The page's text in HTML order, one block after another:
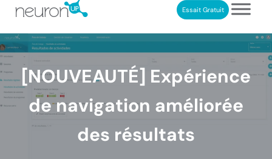
Essait Gratuit
[NOUVEAUTÉ] Expérience
de navigation améliorée
des résultats